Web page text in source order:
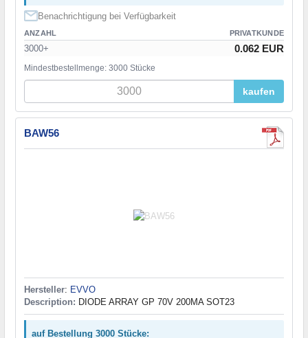
Benachrichtigung bei Verfügbarkeit
ANZAHL PRIVATKUNDE
3000+ 0.062 EUR
Mindestbestellmenge: 3000 Stücke
kaufen
BAW56
Hersteller: EVVO
Description: DIODE ARRAY GP 70V 200MA SOT23
auf Bestellung 3000 Stücke: